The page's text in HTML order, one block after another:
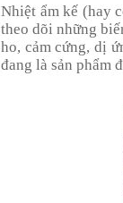
Nhiệt ẩm kế (hay
theo dõi những
ho, cảm cứng, dị
đang là sản phẩm